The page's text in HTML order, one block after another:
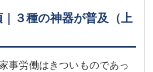
３種の神器が普及（上
事労働はきついものであっ